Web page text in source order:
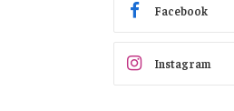
Facebook
Instagram